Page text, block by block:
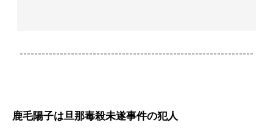
----------------------------------------------------------------
鹿毛陽子は旦那毒殺未遂事件の犯人